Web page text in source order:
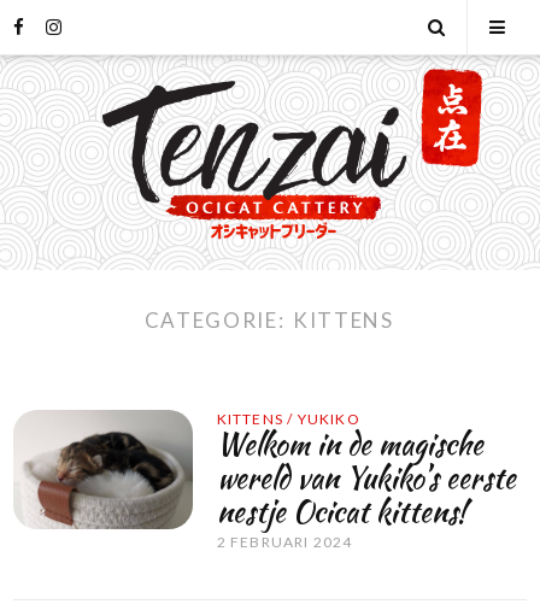
content
facebookinstagram
Search
CATEGORIE: KITTENS
KITTENS / YUKIKO
Welkom in de magische
wereld van Yukiko’s eerste
nestje Ocicat kittens!
2 FEBRUARI 2024